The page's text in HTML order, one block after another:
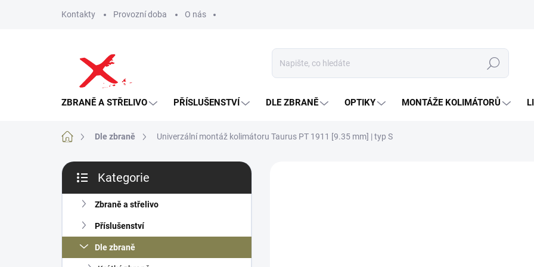
Kontakty Provozní doba O nás
Hledat
ZBRANĚ A STŘELIVO PŘÍSLUŠENSTVÍ DLE ZBRANĚ OPTIKY MONTÁŽE KOLIMÁTORŮ
Domů Dle zbraně Univerzální montáž kolimátoru Taurus PT 1911 [9.35 mm] | typ S
P
s
a
n
kategorie
Kategorie
Zbraně a střelivo
Příslušenství
Dle zbraně